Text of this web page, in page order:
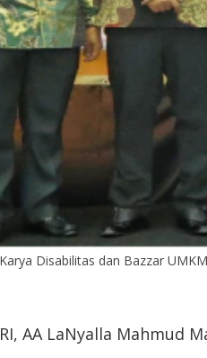
Disabilitas dan Bazzar
AA LaNyalla Mahmud